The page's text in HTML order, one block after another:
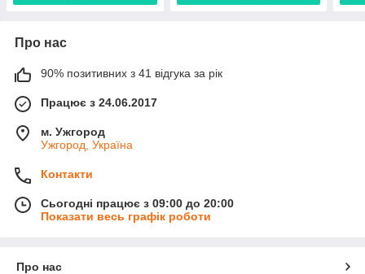
Про нас
90% позитивних з 41 відгука за рік
Працює з 24.06.2017
м. Ужгород
Ужгород, Україна
Контакти
Сьогодні працює з 09:00 до 20:00
Показати весь графік роботи
Про нас